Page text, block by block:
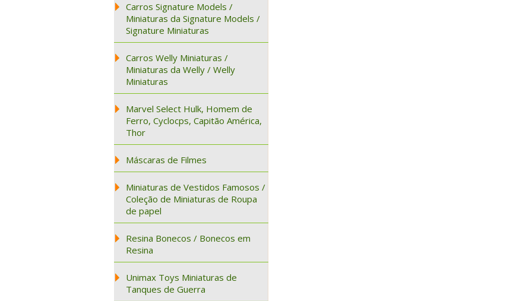
Carros Signature Models /
Miniaturas da Signature Models /
Signature Miniaturas
Carros Welly Miniaturas /
Miniaturas da Welly / Welly
Miniaturas
Marvel Select Hulk, Homem de
Ferro, Cyclocps, Capitão América,
Thor
Máscaras de Filmes
Miniaturas de Vestidos Famosos /
Coleção de Miniaturas de Roupa
de papel
Resina Bonecos / Bonecos em
Resina
Unimax Toys Miniaturas de
Tanques de Guerra